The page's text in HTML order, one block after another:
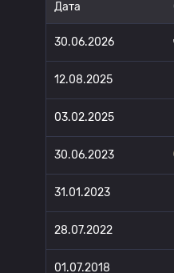
Дата
30.06.2026
12.08.2025
03.02.2025
30.06.2023
31.01.2023
28.07.2022
01.07.2018